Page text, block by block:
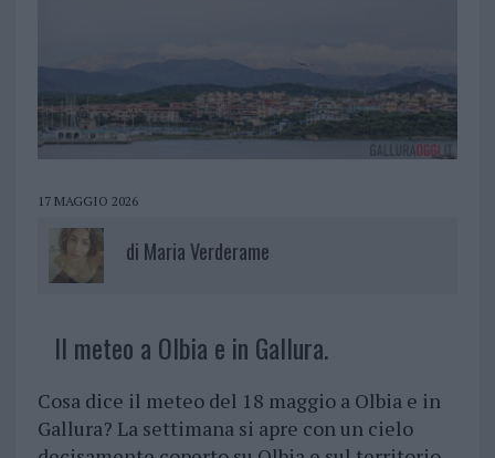
17 MAGGIO 2026
di Maria Verderame
Il meteo a Olbia e in Gallura.
Cosa dice il meteo del 18 maggio a Olbia e in
Gallura? La settimana si apre con un cielo